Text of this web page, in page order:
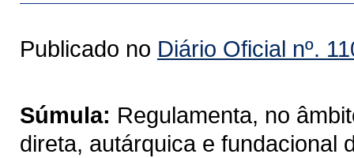
Publicado no Diário Oficial nº.
Súmula: Regulamenta, no
direta, autárquica e fundacional